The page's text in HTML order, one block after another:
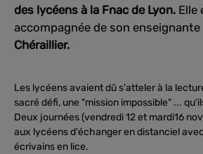
des lycéens à la Fnac de Lyon. Elle
accompagnée de son
Chéraillier.
Les lycéens avaient dû s'atteler à la
sacré défi, une "mission impossible" ...
Deux journées (vendredi 12 et mardi16
aux lycéens d'échanger en distanciel
écrivains en lice.